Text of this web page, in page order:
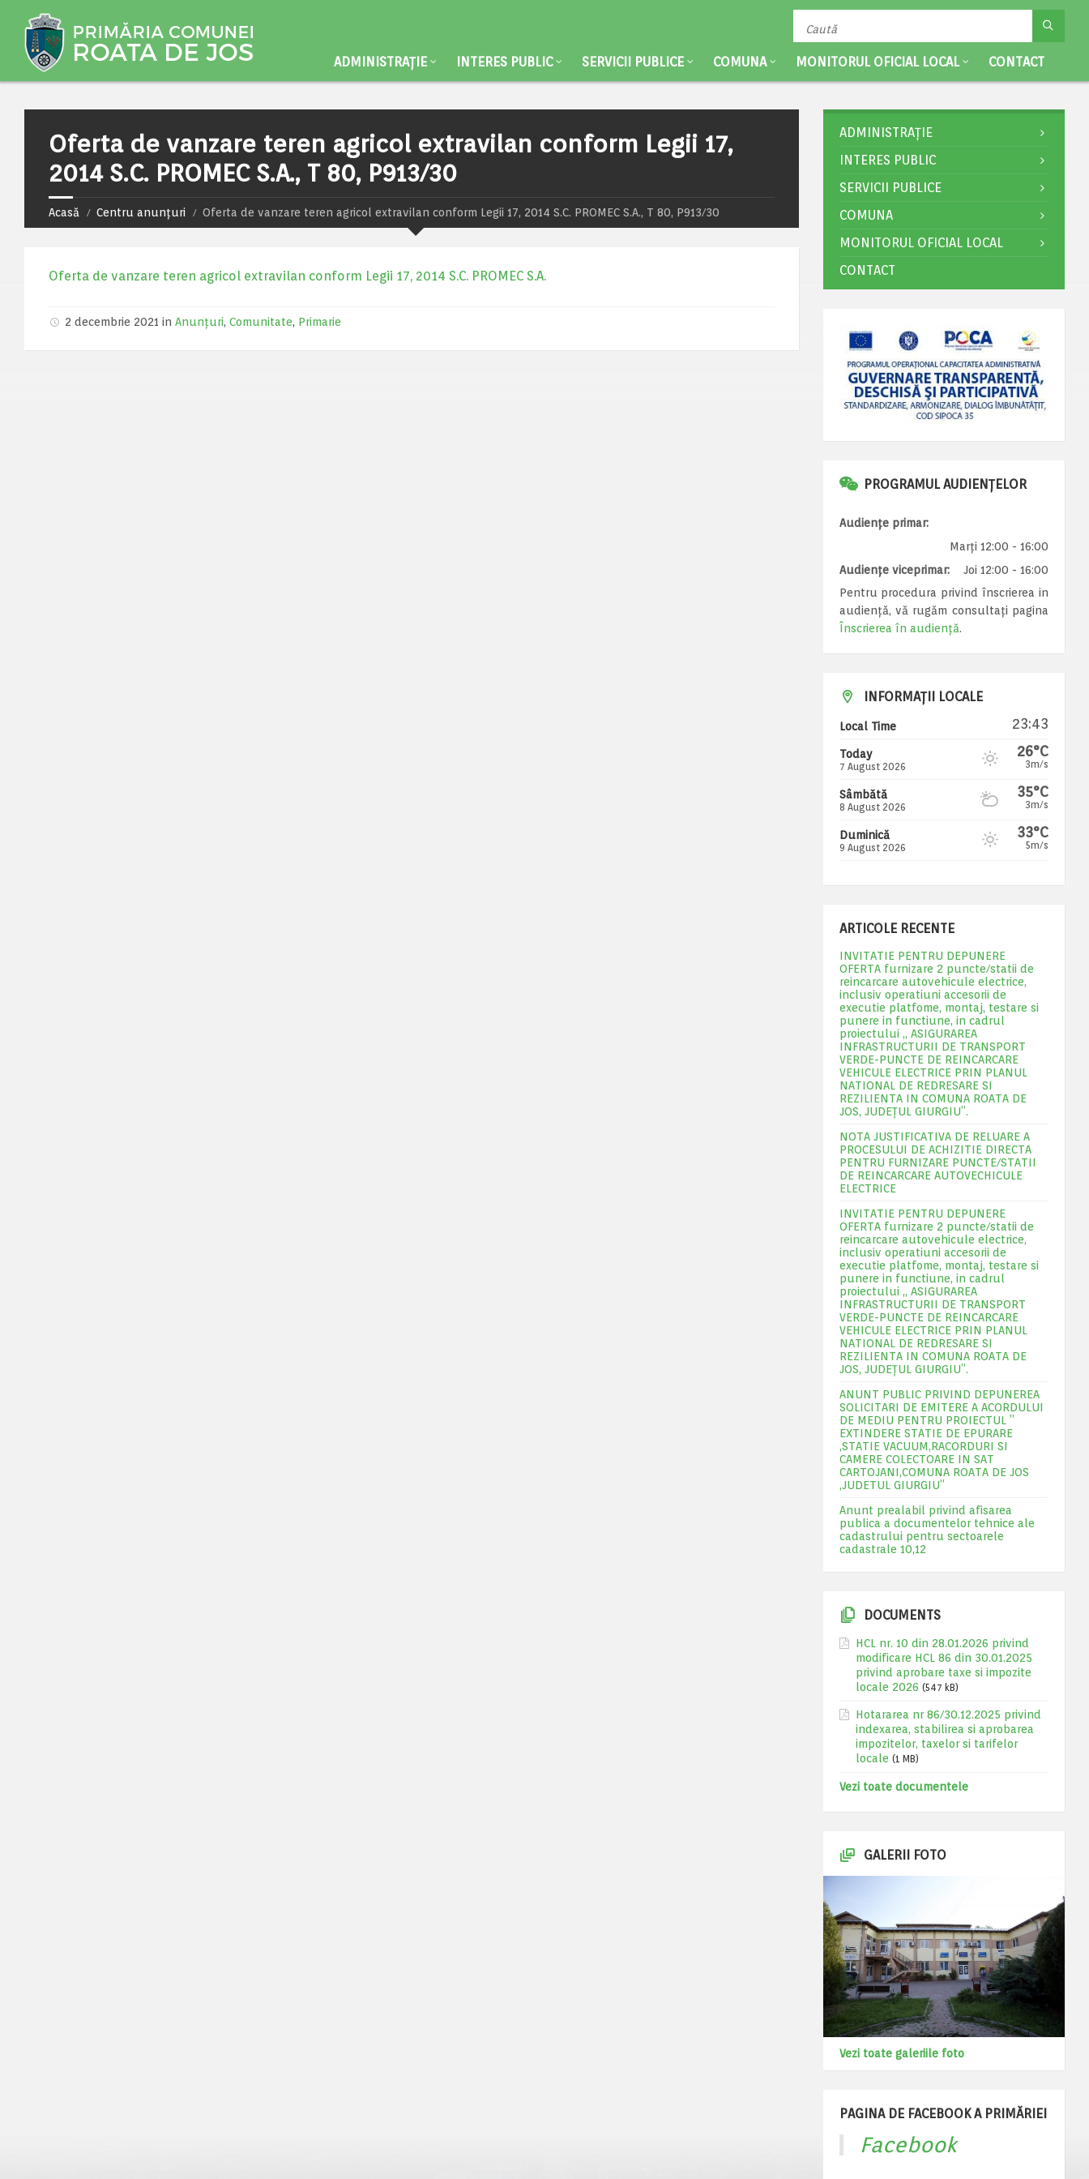
ADMINISTRAȚIE INTERES PUBLIC SERVICII PUBLICE COMUNA MONITORUL OFICIAL LOCAL CONTACT
Oferta de vanzare teren agricol extravilan conform Legii 17,
2014 S.C. PROMEC S.A., T 80, P913/30
Acasă Centru anunțuri Oferta de vanzare teren agricol extravilan conform Legii 17, 2014 S.C. PROMEC S.A., T 80, P913/30
Oferta de vanzare teren agricol extravilan conform Legii 17, 2014 S.C. PROMEC S.A.
2 decembrie 2021 in Anunțuri, Comunitate, Primarie
ADMINISTRAȚIE
INTERES PUBLIC
SERVICII PUBLICE
COMUNA
MONITORUL OFICIAL LOCAL
CONTACT
PROGRAMUL AUDIENȚELOR
Audiențe primar:
Marți 12:00 - 16:00
Audiențe viceprimar:
Joi 12:00 - 16:00
Pentru procedura privind înscrierea in
audiență, vă rugăm consultați pagina
Înscrierea în audiență.
INFORMAȚII LOCALE
Local Time 23:43
Today
7 August 2026
26°C
3m/s
Sâmbătă
8 August 2026
35°C
3m/s
Duminică
9 August 2026
33°C
5m/s
ARTICOLE RECENTE
INVITATIE PENTRU DEPUNERE
OFERTA furnizare 2 puncte/statii de
reincarcare autovehicule electrice,
inclusiv operatiuni accesorii de
executie platfome, montaj, testare si
punere in functiune, in cadrul
proiectului „ ASIGURAREA
INFRASTRUCTURII DE TRANSPORT
VERDE-PUNCTE DE REINCARCARE
VEHICULE ELECTRICE PRIN PLANUL
NATIONAL DE REDRESARE SI
REZILIENTA IN COMUNA ROATA DE
JOS, JUDEŢUL GIURGIU”.
NOTA JUSTIFICATIVA DE RELUARE A
PROCESULUI DE ACHIZITIE DIRECTA
PENTRU FURNIZARE PUNCTE/STATII
DE REINCARCARE AUTOVECHICULE
ELECTRICE
INVITATIE PENTRU DEPUNERE
OFERTA furnizare 2 puncte/statii de
reincarcare autovehicule electrice,
inclusiv operatiuni accesorii de
executie platfome, montaj, testare si
punere in functiune, in cadrul
proiectului „ ASIGURAREA
INFRASTRUCTURII DE TRANSPORT
VERDE-PUNCTE DE REINCARCARE
VEHICULE ELECTRICE PRIN PLANUL
NATIONAL DE REDRESARE SI
REZILIENTA IN COMUNA ROATA DE
JOS, JUDEŢUL GIURGIU”.
ANUNT PUBLIC PRIVIND DEPUNEREA
SOLICITARI DE EMITERE A ACORDULUI
DE MEDIU PENTRU PROIECTUL ”
EXTINDERE STATIE DE EPURARE
,STATIE VACUUM,RACORDURI SI
CAMERE COLECTOARE IN SAT
CARTOJANI,COMUNA ROATA DE JOS
,JUDETUL GIURGIU”
Anunt prealabil privind afisarea
publica a documentelor tehnice ale
cadastrului pentru sectoarele
cadastrale 10,12
DOCUMENTS
HCL nr. 10 din 28.01.2026 privind
modificare HCL 86 din 30.01.2025
privind aprobare taxe si impozite
locale 2026 (547 kB)
Hotararea nr 86/30.12.2025 privind
indexarea, stabilirea si aprobarea
impozitelor, taxelor si tarifelor
locale (1 MB)
Vezi toate documentele
GALERII FOTO
Vezi toate galeriile foto
PAGINA DE FACEBOOK A PRIMĂRIEI
Facebook